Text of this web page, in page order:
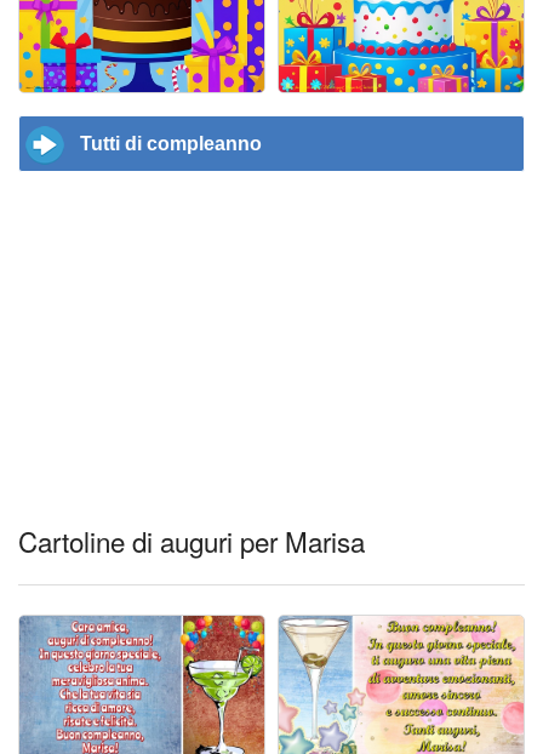
Tutti di compleanno
Cartoline di auguri per Marisa